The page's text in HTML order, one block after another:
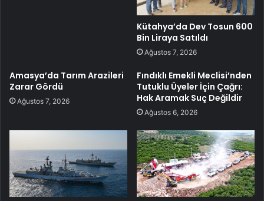
Kütahya’da Dev Tosun 600
Bin Liraya Satıldı
Ağustos 7, 2026
Amasya’da Tarım Arazileri
Zarar Gördü
Ağustos 7, 2026
Fındıklı Emekli Meclisi’nden
Tutuklu Üyeler İçin Çağrı:
Hak Aramak Suç Değildir
Ağustos 6, 2026